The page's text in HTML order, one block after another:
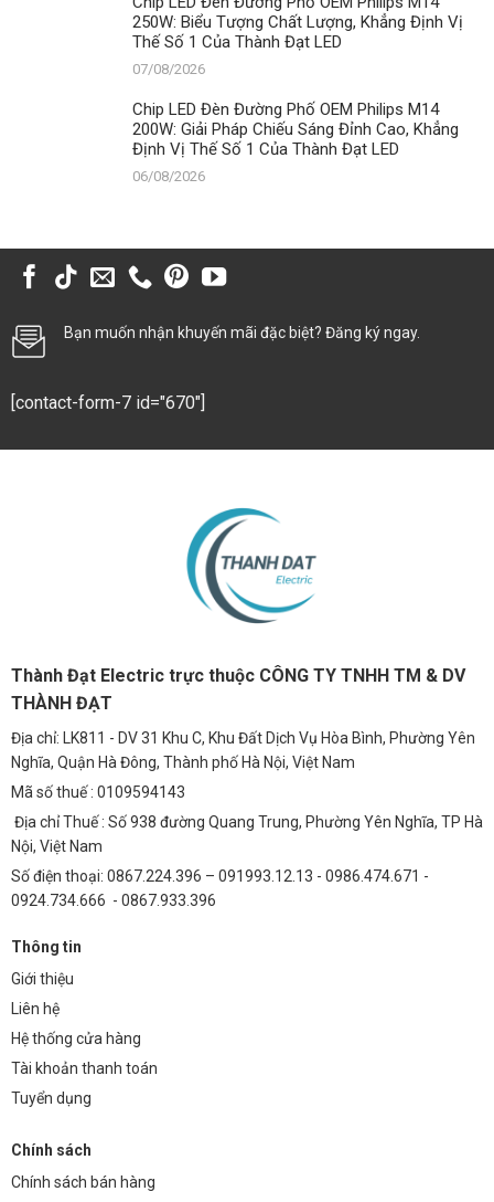
250W: Biểu Tượng Chất Lượng, Khẳng Định Vị
Thế Số 1 Của Thành Đạt LED
07/08/2026
Chip LED Đèn Đường Phố OEM Philips M14
200W: Giải Pháp Chiếu Sáng Đỉnh Cao, Khẳng
Định Vị Thế Số 1 Của Thành Đạt LED
06/08/2026
Bạn muốn nhận khuyến mãi đặc biệt? Đăng ký ngay.
[contact-form-7 id="670"]
Thành Đạt Electric trực thuộc CÔNG TY TNHH TM & DV
THÀNH ĐẠT
Địa chỉ: LK811 - DV 31 Khu C, Khu Đất Dịch Vụ Hòa Bình, Phường Yên
Nghĩa, Quận Hà Đông, Thành phố Hà Nội, Việt Nam
Mã số thuế : 0109594143
Địa chỉ Thuế : Số 938 đường Quang Trung, Phường Yên Nghĩa, TP Hà
Nội, Việt Nam
Số điện thoại: 0867.224.396 – 091993.12.13 - 0986.474.671 -
0924.734.666 - 0867.933.396
Thông tin
Giới thiệu
Liên hệ
Hệ thống cửa hàng
Tài khoản thanh toán
Tuyển dụng
Chính sách
Chính sách bán hàng